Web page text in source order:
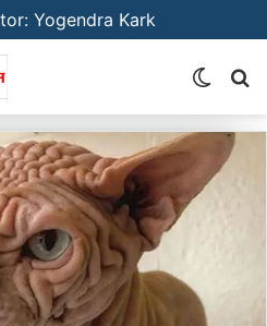
Yogendra Kark
Switch